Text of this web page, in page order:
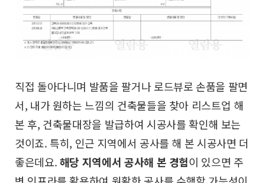
직접 돌아다니며 발품을 팔거나 로드뷰로 손품을 팔면
서, 내가 원하는 느낌의 건축물들을 찾아 리스트업 해
본 후, 건축물대장을 발급하여 시공사를 확인해 보는
것이죠. 특히, 인근 지역에서 공사를 해 본 시공사면 더
좋은데요.해당 지역에서 공사해 본 경험이 있으면 주